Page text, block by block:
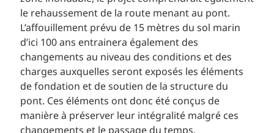
le rehaussement de la route menant au pont.
L’affouillement prévu de 15 mètres du sol marin
d’ici 100 ans entrainera également des
changements au niveau des conditions et des
charges auxquelles seront exposés les éléments
de fondation et de soutien de la structure du
pont. Ces éléments ont donc été conçus de
manière à préserver leur intégralité malgré ces